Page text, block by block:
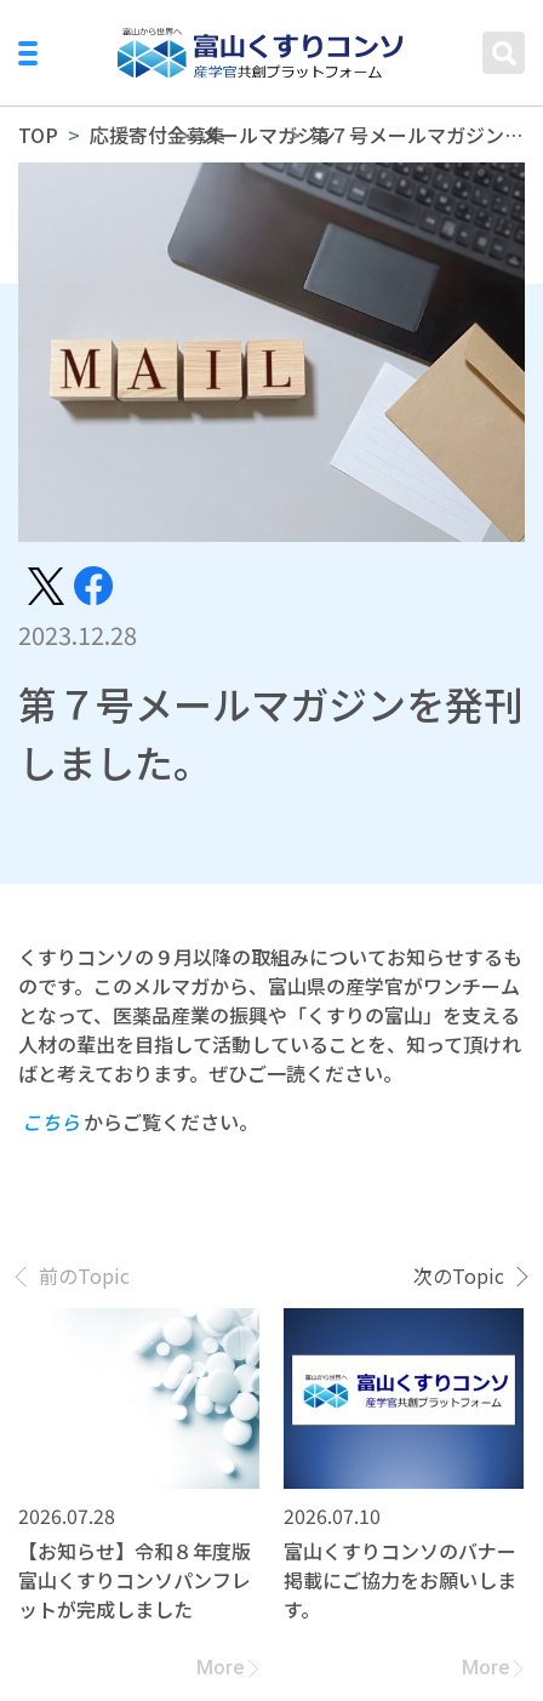
TOP 応援寄付金募集メールマガジン 第７号メールマガジンを発刊しました。
2023.12.28
第７号メールマガジンを発刊
しました。
くすりコンソの９月以降の取組みについてお知らせするも
のです。このメルマガから、富山県の産学官がワンチーム
となって、医薬品産業の振興や「くすりの富山」を支える
人材の輩出を目指して活動していることを、知って頂けれ
ばと考えております。ぜひご一読ください。
こちら からご覧ください。
2026.07.28
【お知らせ】令和８年度版
富山くすりコンソパンフレ
ットが完成しました
More
2026.07.10
富山くすりコンソのバナー
掲載にご協力をお願いしま
す。
More
前のTopic 次のTopic